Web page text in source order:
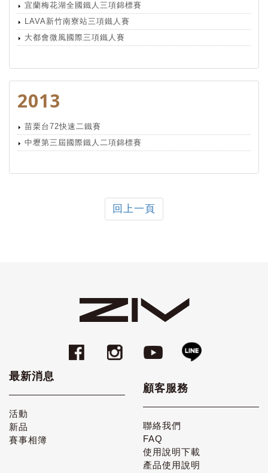
宜蘭梅花湖全國鐵人三項錦標賽
LAVA新竹南寮站三項鐵人賽
大都會微風國際三項鐵人賽
2013
苗栗台72快速二鐵賽
中壢第三屆國際鐵人二項錦標賽
回上一頁
最新消息
活動
新品
賽事相簿
顧客服務
聯絡我們
FAQ
使用說明下載
產品使用說明